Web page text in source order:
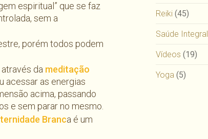
espiritual” que se faz
sem a
porém todos podem
da meditação
acessar as energias
acima, passando
e sem parar no mesmo.
Branca é um
Reiki (45)
Saúde Integral
Vídeos (19)
Yoga (5)